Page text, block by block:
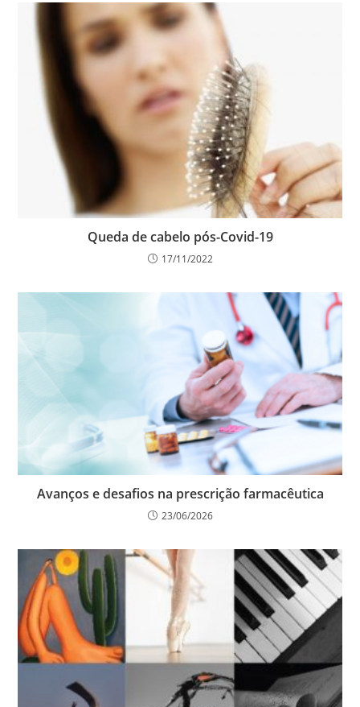
Queda de cabelo pós-Covid-19
17/11/2022
Avanços e desafios na prescrição farmacêutica
23/06/2026